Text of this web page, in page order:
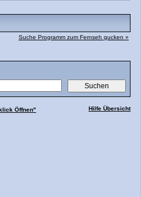
Suche Programm zum Fernseh gucken »
Hilfe Übersicht
Öffnen"